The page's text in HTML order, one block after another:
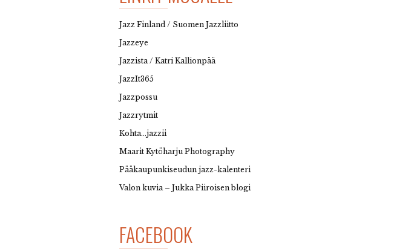
Jazz Finland / Suomen Jazzliitto
Jazzeye
Jazzista / Katri Kallionpää
JazzIt365
Jazzpossu
Jazzrytmit
Kohta…jazzii
Maarit Kytöharju Photography
Pääkaupunkiseudun jazz-kalenteri
Valon kuvia – Jukka Piiroisen blogi
FACEBOOK